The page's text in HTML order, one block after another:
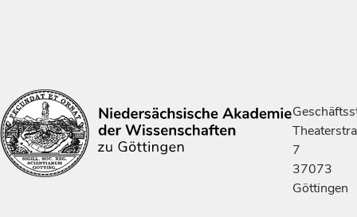
7
37073
Göttingen